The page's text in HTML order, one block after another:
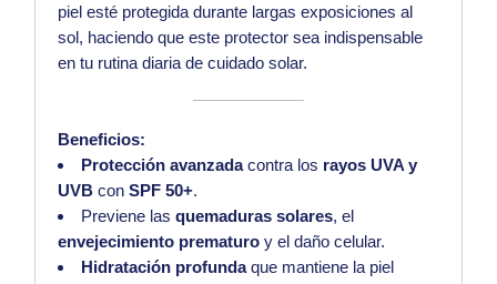
piel esté protegida durante largas exposiciones al
sol, haciendo que este protector sea indispensable
en tu rutina diaria de cuidado solar.
Beneficios:
Protección avanzadacontra los rayos UVA y
UVB conSPF 50+.
Previene lasquemaduras solares, el
envejecimiento prematuro y el daño celular.
Hidratación profundaque mantiene la piel